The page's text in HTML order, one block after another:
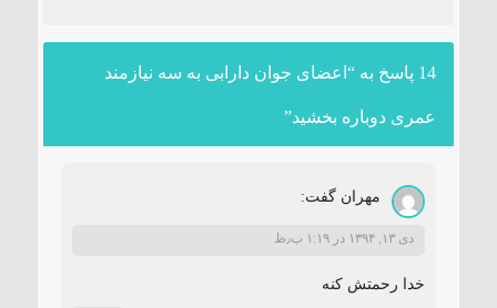
14 پاسخ به “اعضای جوان دارابی به سه نیازمند
عمری دوباره بخشید”
مهران گفت:
دی ۱۳, ۱۳۹۴ در ۱:۱۹ ب٫ظ
خدا رحمتش کنه